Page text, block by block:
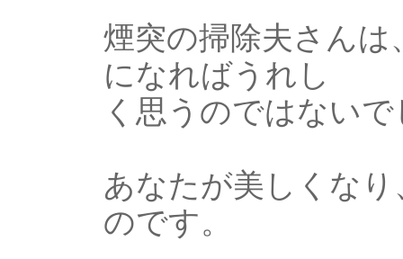
煙突の掃除夫さん
になればうれし
く思うのではない
あなたが美しくな
のです。